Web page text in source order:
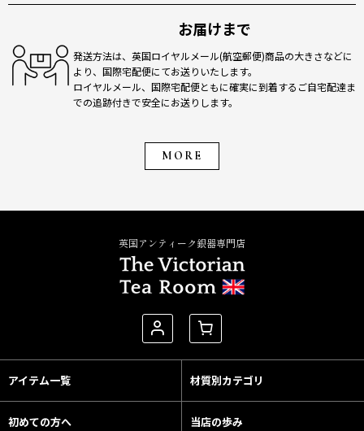
お届けまで
発送方法は、英国ロイヤルメール(航空郵便)商品の大きさなどに
より、国際宅配便にてお送りいたします。
ロイヤルメール、国際宅配便ともに確実に到着するご自宅配達ま
での追跡付きで安全にお送りします。
MORE
英国アンティーク銀器専門店
アイテム一覧 材質別カテゴリ
初めての方へ 当店の歩み